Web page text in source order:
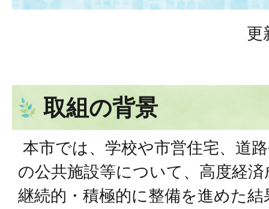
更
取組の背景
本市では、学校や市営住宅、道
の公共施設等について、高度経
継続的・積極的に整備を進めた